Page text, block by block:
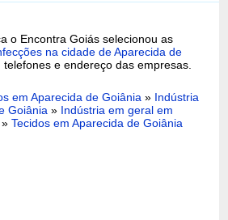
o Encontra Goiás selecionou as
na cidade de Aparecida de
e endereço das empresas.
em Aparecida de Goiânia » Indústria
Goiânia » Indústria em geral em
»Tecidos em Aparecida de Goiânia